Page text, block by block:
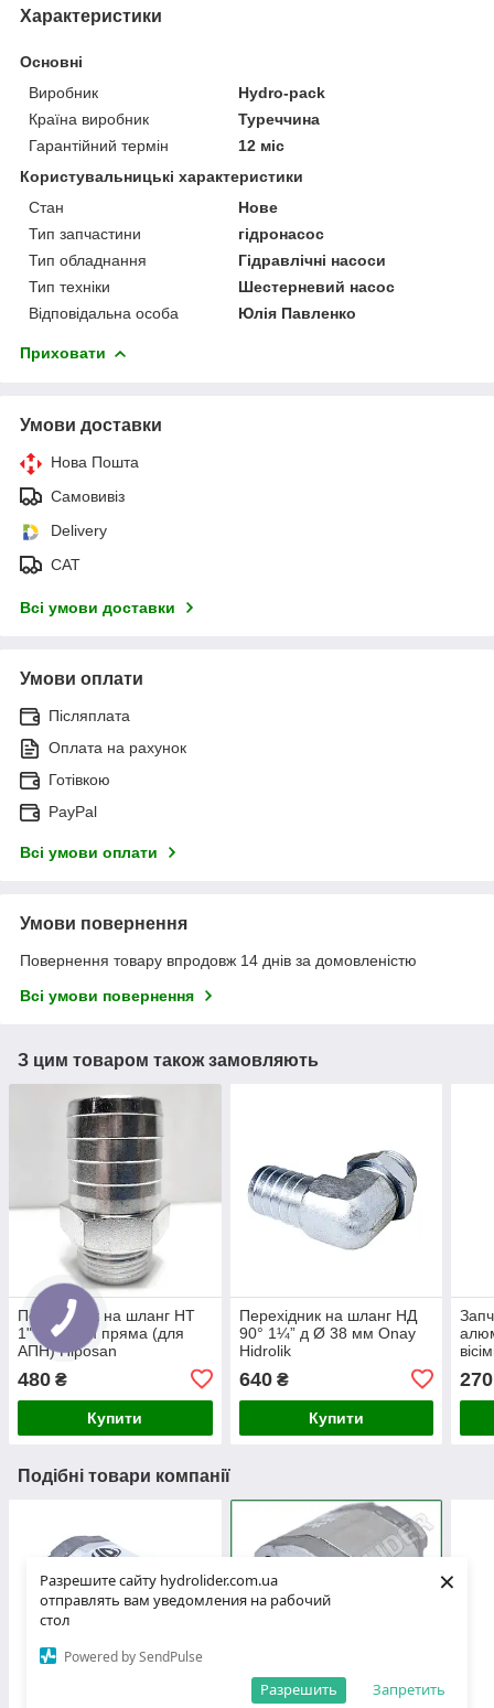
Разрешите сайту hydrolider.com.ua
отправлять вам уведомления на рабочий
стол
Powered by SendPulse
Запретить
Разрешить
×
Характеристики
Основні
Виробник
Hydro-pack
Країна виробник
Туреччина
Гарантійний термін
12 міс
Користувальницькі характеристики
Стан
Нове
Тип запчастини
гідронасос
Тип обладнання
Гідравлічні насоси
Тип техніки
Шестерневий насос
Відповідальна особа
Юлія Павленко
Приховати
Умови доставки
Нова Пошта
Самовивіз
Delivery
САТ
Всі умови доставки
Умови оплати
Післяплата
Оплата на рахунок
Готівкою
PayPal
Всі умови оплати
Умови повернення
Повернення товару впродовж 14 днів за домовленістю
Всі умови повернення
З цим товаром також замовляють
Перехідник на шланг НТ
1" Ø 38 мм пряма (для
АПН) Hiposan
480 ₴
Купити
Перехідник на шланг НД
90° 1¼” д Ø 38 мм Onay
Hidrolik
640₴
Купити
270
Подібні товари компанії